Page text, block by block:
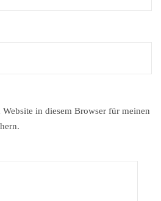
in diesem Browser für meinen